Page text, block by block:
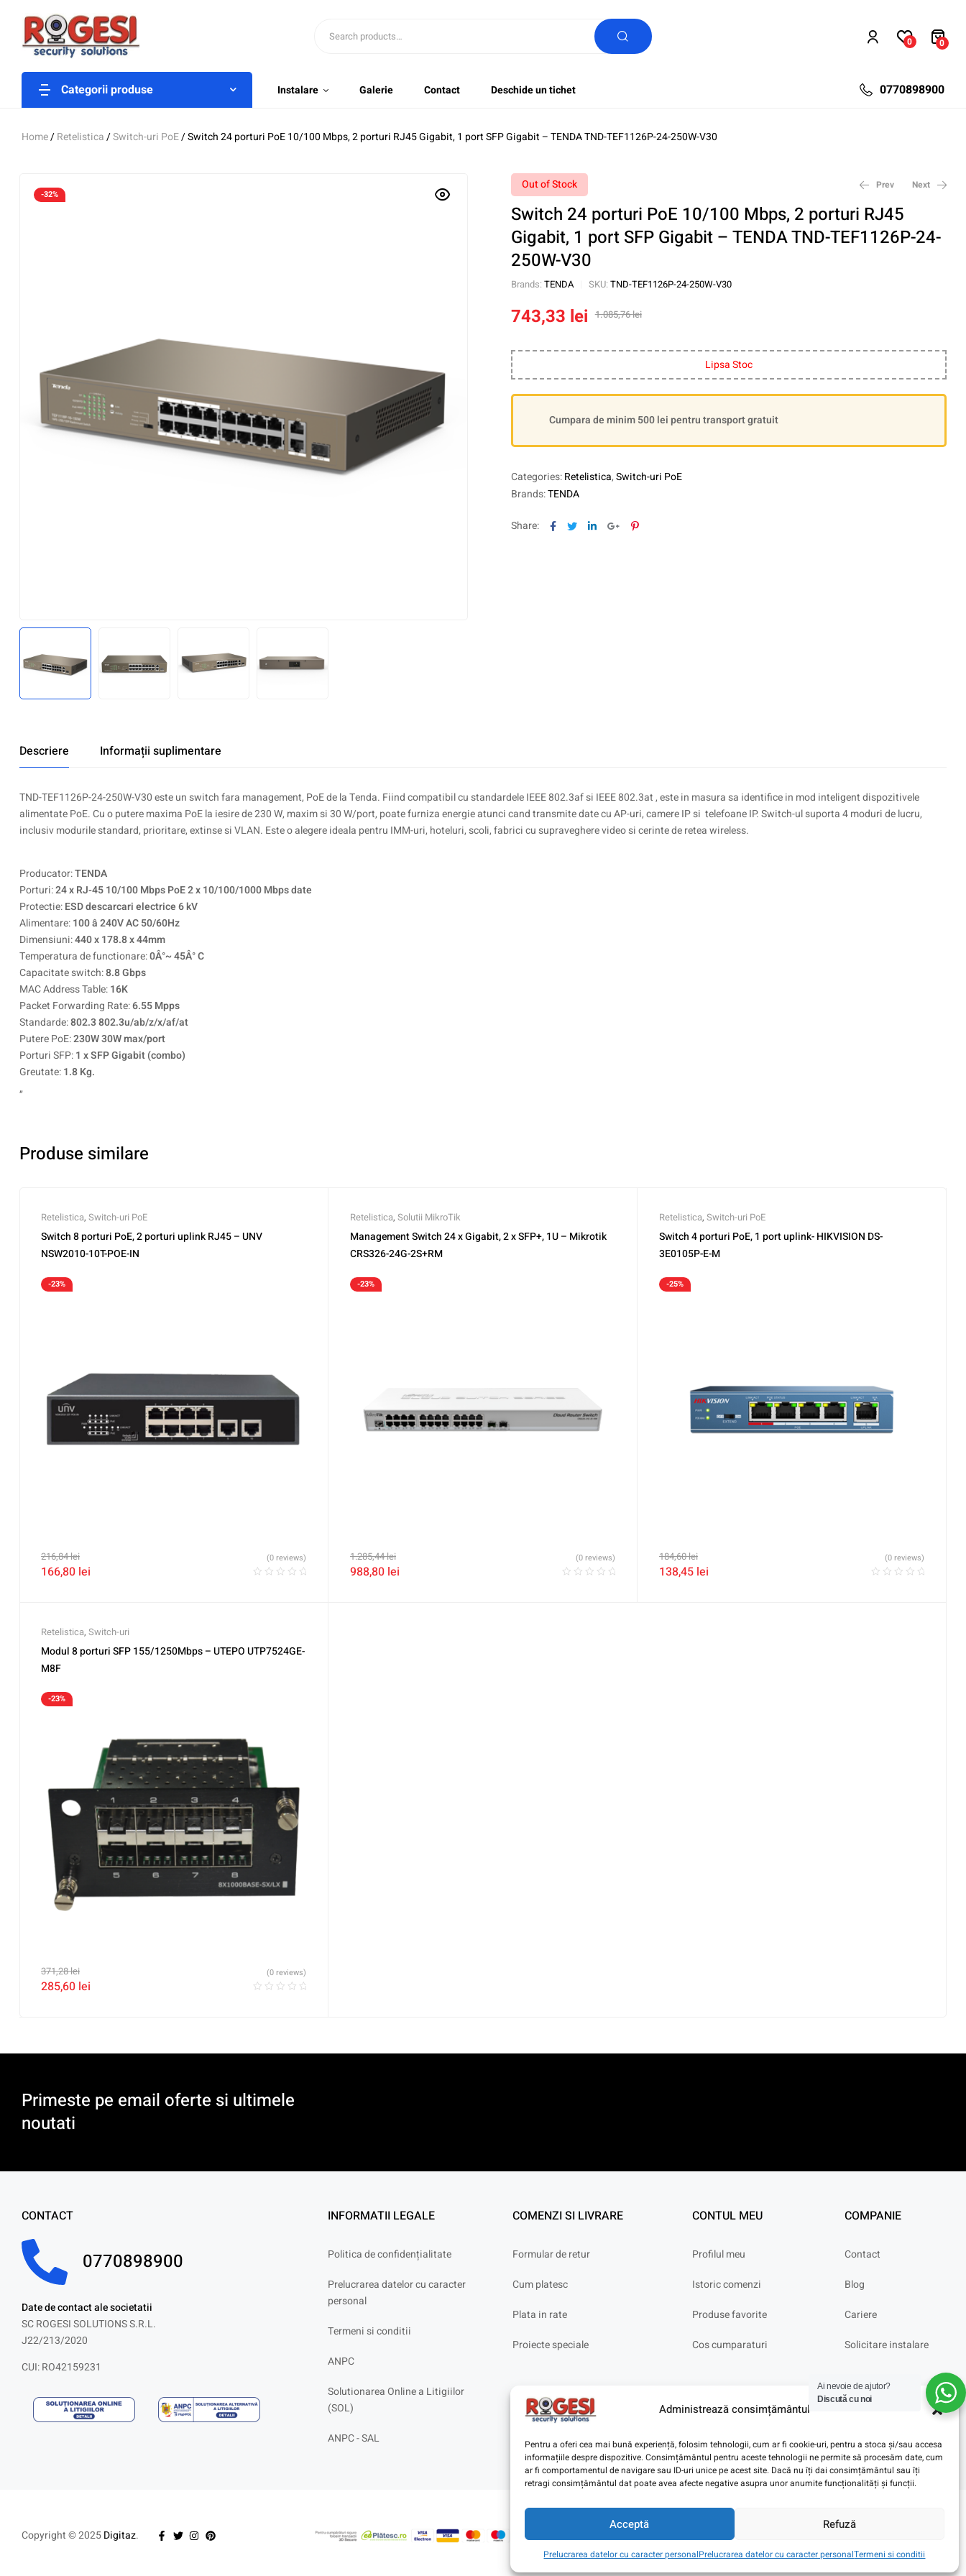
Administrează consimțământul
Pentru a oferi cea mai bună experiență, folosim tehnologii, cum ar fi cookie-uri, pentru a stoca și/sau accesa
informațiile despre dispozitive. Consimțământul pentru aceste tehnologii ne permite să procesăm date, cum
ar fi comportamentul de navigare sau ID-uri unice pe acest site. Dacă nu îți dai consimțământul sau îți
retragi consimțământul dat poate avea afecte negative asupra unor anumite funcționalități și funcții.
Acceptă Refuză
Prelucrarea datelor cu caracter personalPrelucrarea datelor cu caracter personalTermeni si conditii
0 0
Categorii produse Instalare Galerie Contact Deschide un tichet 0770898900
Home/Retelistica/Switch-uri PoE/ Switch 24 porturi PoE 10/100 Mbps, 2 porturi RJ45 Gigabit, 1 port SFP Gigabit – TENDA TND-TEF1126P-24-250W-V30
-32%
Out of Stock Prev
170,04lei
116,41 lei
Next
380,64lei
276,23 lei
Switch 24 porturi PoE 10/100 Mbps, 2 porturi RJ45
Gigabit, 1 port SFP Gigabit – TENDA TND-TEF1126P-24-
250W-V30
Brands: TENDA SKU: TND-TEF1126P-24-250W-V30
1.085,76lei
743,33 lei
Lipsa Stoc
Cumpara de minim 500 lei pentru transport gratuit
Categories:Retelistica,Switch-uri PoE
Brands:TENDA
Share: Facebook
TwitterLinkedinGoogle+Pinterest
Descriere Informații suplimentare
TND-TEF1126P-24-250W-V30 este un switch fara management, PoE de la Tenda. Fiind compatibil cu standardele IEEE 802.3af si IEEE 802.3at , este in masura sa identifice in mod inteligent dispozitivele
alimentate PoE. Cu o putere maxima PoE la iesire de 230 W, maxim si 30 W/port, poate furniza energie atunci cand transmite date cu AP-uri, camere IP si telefoane IP. Switch-ul suporta 4 moduri de lucru,
inclusiv modurile standard, prioritare, extinse si VLAN. Este o alegere ideala pentru IMM-uri, hoteluri, scoli, fabrici cu supraveghere video si cerinte de retea wireless.
Producator:TENDA
Porturi:24 x RJ-45 10/100 Mbps PoE 2 x 10/100/1000 Mbps date
Protectie:ESD descarcari electrice 6 kV
Alimentare:100 â 240V AC 50/60Hz
Dimensiuni:440 x 178.8 x 44mm
Temperatura de functionare:0Â°~ 45Â° C
Capacitate switch:8.8 Gbps
MAC Address Table:16K
Packet Forwarding Rate:6.55 Mpps
Standarde:802.3 802.3u/ab/z/x/af/at
Putere PoE:230W 30W max/port
Porturi SFP:1 x SFP Gigabit (combo)
Greutate:1.8 Kg.
„
Produse similare
Retelistica, Switch-uri PoE
Switch 8 porturi PoE, 2 porturi uplink RJ45 – UNV
NSW2010-10T-POE-IN
-23%
216,84lei
166,80 lei
(0 reviews)
Retelistica, Solutii MikroTik
Management Switch 24 x Gigabit, 2 x SFP+, 1U – Mikrotik
CRS326-24G-2S+RM
-23%
1.285,44lei
988,80 lei
(0 reviews)
Retelistica, Switch-uri PoE
Switch 4 porturi PoE, 1 port uplink- HIKVISION DS-
3E0105P-E-M
-25%
184,60lei
138,45 lei
(0 reviews)
Retelistica, Switch-uri
Modul 8 porturi SFP 155/1250Mbps – UTEPO UTP7524GE-
M8F
-23%
371,28lei
285,60 lei
(0 reviews)
Primeste pe email oferte si ultimele
noutati
CONTACT
0770898900
Date de contact ale societatii
SC ROGESI SOLUTIONS S.R.L.
J22/213/2020
CUI: RO42159231
INFORMATII LEGALE
Politica de confidențialitate
Prelucrarea datelor cu caracter
personal
Termeni si conditii
ANPC
Solutionarea Online a Litigiilor
(SOL)
ANPC - SAL
COMENZI SI LIVRARE
Formular de retur
Cum platesc
Plata in rate
Proiecte speciale
CONTUL MEU
Profilul meu
Istoric comenzi
Produse favorite
Cos cumparaturi
COMPANIE
Contact
Blog
Cariere
Solicitare instalare
Copyright © 2025Digitaz.
Ai nevoie de ajutor?
Discută cu noi